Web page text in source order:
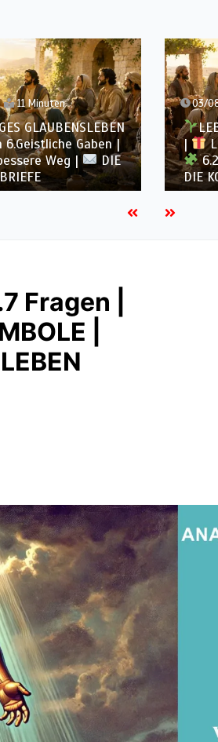
11 Minuten
GLAUBENSLEBEN
6.Geistliche Gaben |
Weg |
DIE
03/
|
DIE
Fragen |
|